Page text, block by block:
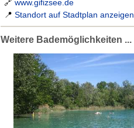
🔗 www.gifizsee.de
📍 Standort auf Stadtplan anzeigen
Weitere Bademöglichkeiten ...